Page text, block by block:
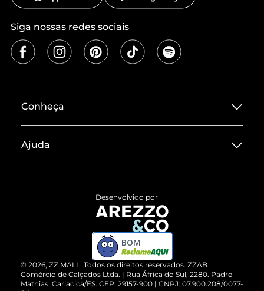
Siga nossas redes sociais
Conheça
Termos de Uso
ZZ MALL é confiável
Cartão Presente
Vendas Corporativas
Ajuda
Devolução do Produto
Compre pelo WhatsApp
© 2026, ZZ MALL. Todos os direitos reservados. ZZAB
Comércio de Calçados Ltda. | Rua África do Sul, 2280. Padre
Mathias, Cariacica/ES. CEP: 29157-900 | CNPJ: 07.900.208/0077-
Desenvolvido por
BOM